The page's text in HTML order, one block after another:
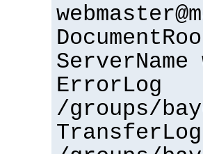
ErrorLog
/groups/
TransferLog